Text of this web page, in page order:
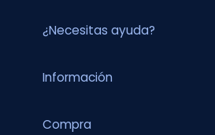
¿Necesitas ayuda?
Información
Compra